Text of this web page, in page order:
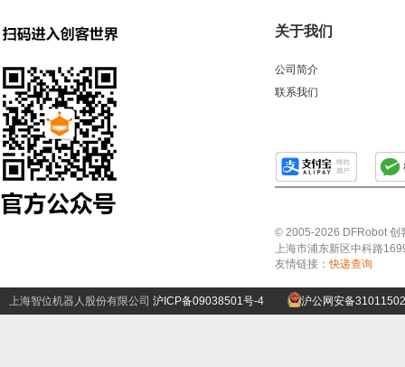
关于我们
公司简介
联系我们
© 2005-2026 DFRobot 创
上海市浦东新区中科路
友情链接：快递查询
上海智位机器人股份有限公司 沪ICP备09038501号-4 沪公网安备